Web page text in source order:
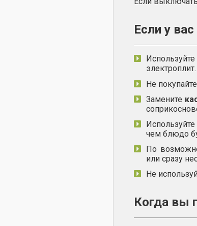
Если у
электроплит.
Не
Замените
Используйте
чем блюдо
По
или сразу
Не
Когда вы